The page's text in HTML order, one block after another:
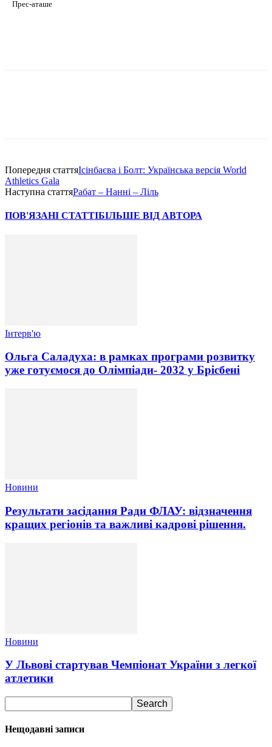
Прес-аташе
Попередня статтяІсінбаєва і Болт: Українська версія World
Athletics Gala
Наступна статтяРабат – Нанні – Ліль
ПОВ'ЯЗАНІ СТАТТІБІЛЬШЕ ВІД АВТОРА
Інтерв'ю
Ольга Саладуха: в рамках програми розвитку
уже готуємося до Олімпіади- 2032 у Брісбені
Новини
Результати засідання Ради ФЛАУ: відзначення
кращих регіонів та важливі кадрові рішення.
Новини
У Львові стартував Чемпіонат України з легкої
атлетики
Нещодавні записи